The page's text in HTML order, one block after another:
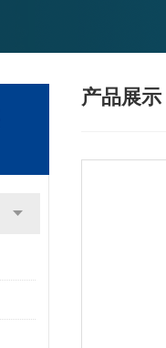
产品展示